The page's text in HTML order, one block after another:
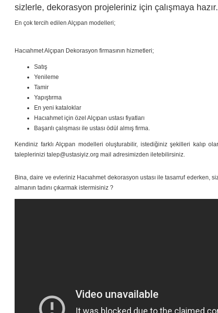
sizlerle, dekorasyon projeleriniz için çalışmaya hazır.
En çok tercih edilen Alçıpan modelleri;
Hacıahmet Alçıpan Dekorasyon firmasının hizmetleri;
Satış
Yenileme
Tamir
Yapıştırma
En yeni kataloklar
Hacıahmet için özel Alçıpan ustası fiyatları
Başarılı çalışması ile ustası ödül almış firma.
Kendiniz farklı Alçıpan modelleri oluşturabilir, istediğiniz şekilleri kalıp
taleplerinizi talep@ustasiyiz.org mail adresimizden iletebilirsiniz.
Bina, daire ve evleriniz Hacıahmet dekorasyon ustası ile tasarruf ederken,
almanın tadını çıkarmak istermisiniz ?